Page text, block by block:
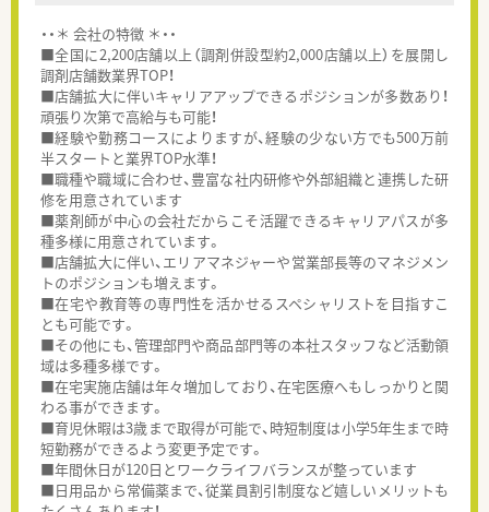
・・＊ 会社の特徴 ＊・・
■全国に2,200店舗以上（調剤併設型約2,000店舗以上）を展開し
調剤店舗数業界TOP！
■店舗拡大に伴いキャリアアップできるポジションが多数あり！
頑張り次第で高給与も可能！
■経験や勤務コースによりますが、経験の少ない方でも500万前
半スタートと業界TOP水準！
■職種や職域に合わせ、豊富な社内研修や外部組織と連携した研
修を用意されています
■薬剤師が中心の会社だからこそ活躍できるキャリアパスが多
種多様に用意されています。
■店舗拡大に伴い、エリアマネジャーや営業部長等のマネジメン
トのポジションも増えます。
■在宅や教育等の専門性を活かせるスペシャリストを目指すこ
とも可能です。
■その他にも、管理部門や商品部門等の本社スタッフなど活動領
域は多種多様です。
■在宅実施店舗は年々増加しており、在宅医療へもしっかりと関
わる事ができます。
■育児休暇は3歳まで取得が可能で、時短制度は小学5年生まで時
短勤務ができるよう変更予定です。
■年間休日が120日とワークライフバランスが整っています
■日用品から常備薬まで、従業員割引制度など嬉しいメリットも